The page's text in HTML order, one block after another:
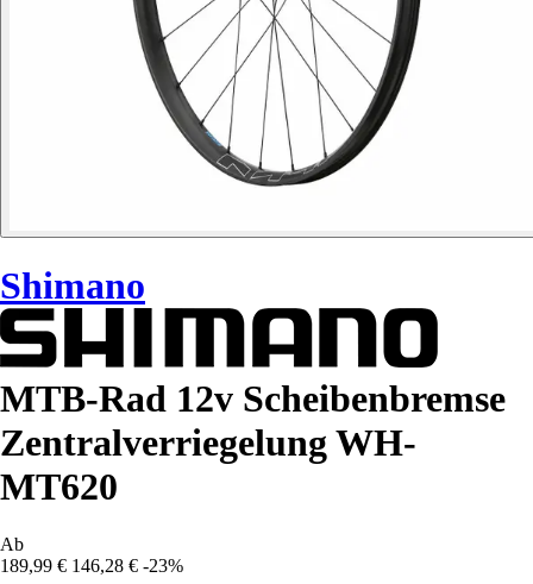
Shimano
MTB-Rad 12v Scheibenbremse
Zentralverriegelung WH-
MT620
Ab
189,99 € 146,28 € -23%